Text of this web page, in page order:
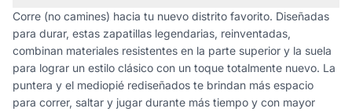
Corre (no camines) hacia tu nuevo distrito favorito. Diseñadas
para durar, estas zapatillas legendarias, reinventadas,
combinan materiales resistentes en la parte superior y la suela
para lograr un estilo clásico con un toque totalmente nuevo. La
puntera y el mediopié rediseñados te brindan más espacio
para correr, saltar y jugar durante más tiempo y con mayor